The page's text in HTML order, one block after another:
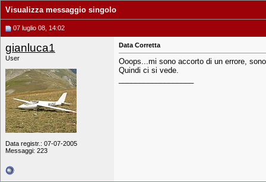
Visualizza messaggio singolo
07 luglio 08, 14:02
gianluca1
User
Data registr.: 07-07-2005
Messaggi: 223
Data Corretta
Ooops...mi sono accorto di un errore,
Quindi ci si vede.